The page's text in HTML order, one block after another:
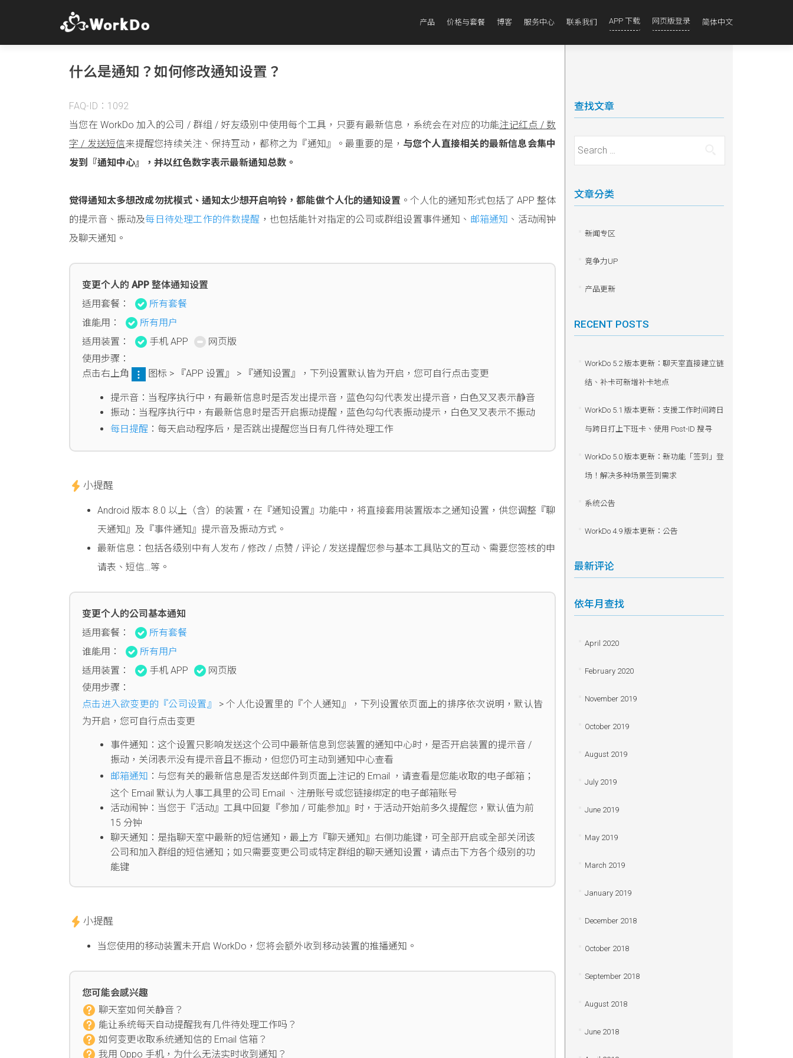
产品 价格与套餐 博客 服务中心 联系我们 APP 下载 网页版登录 简体中文
什么是通知？如何修改通知设置？
FAQ-ID：1092
当您在 WorkDo 加入的公司 / 群组 / 好友级别中使用每个工具，只要有最新信息，系统会在对应的功能注记红点 / 数
字 / 发送短信来提醒您持续关注、保持互动，都称之为『通知』。最重要的是， 与您个人直接相关的最新信息会集中
发到『通知中心』，并以红色数字表示最新通知总数。
觉得通知太多想改成勿扰模式、通知太少想开启响铃，都能做个人化的通知设置 。个人化的通知形式包括了 APP 整体
的提示音、振动及每日待处理工作的件数提醒 ，也包括能针对指定的公司或群组设置事件通知、 邮箱通知 、活动闹钟
及聊天通知。
变更个人的 APP 整体通知设置
适用套餐：
所有套餐
谁能用：
所有用户
适用装置：
手机 APP
网页版
使用步骤：
点击右上角
图标 > 『APP 设置』 > 『通知设置』，下列设置默认皆为开启，您可自行点击变更
提示音：当程序执行中，有最新信息时是否发出提示音，蓝色勾勾代表发出提示音，白色叉叉表示静音
振动：当程序执行中，有最新信息时是否开启振动提醒，蓝色勾勾代表振动提示，白色叉叉表示不振动
每日提醒 ：每天启动程序后，是否跳出提醒您当日有几件待处理工作
小提醒
Android 版本 8.0 以上（含）的装置，在『通知设置』功能中，将直接套用装置版本之通知设置，供您调整『聊
天通知』及『事件通知』提示音及振动方式。
最新信息：包括各级别中有人发布 / 修改 / 点赞 / 评论 / 发送提醒您参与基本工具贴文的互动、需要您签核的申
请表、短信…等。
变更个人的公司基本通知
适用套餐：
所有套餐
谁能用：
所有用户
适用装置：
手机 APP
网页版
使用步骤：
点击进入欲变更的『公司设置』
> 个人化设置里的『个人通知』，下列设置依页面上的排序依次说明，默认皆
为开启，您可自行点击变更
事件通知：这个设置只影响发送这个公司中最新信息到您装置的通知中心时，是否开启装置的提示音 /
振动，关闭表示没有提示音且不振动，但您仍可主动到通知中心查看
邮箱通知 ：与您有关的最新信息是否发送邮件到页面上注记的 Email ，请查看是您能收取的电子邮箱；
这个 Email 默认为人事工具里的公司 Email 、注册账号或您链接绑定的电子邮箱账号
活动闹钟：当您于『活动』工具中回复『参加 / 可能参加』时，于活动开始前多久提醒您，默认值为前
15 分钟
聊天通知：是指聊天室中最新的短信通知，最上方『聊天通知』右侧功能键，可全部开启或全部关闭该
公司和加入群组的短信通知；如只需要变更公司或特定群组的聊天通知设置，请点击下方各个级别的功
能键
小提醒
当您使用的移动装置未开启 WorkDo，您将会额外收到移动装置的推播通知。
您可能会感兴趣
聊天室如何关静音？
能让系统每天自动提醒我有几件待处理工作吗？
如何变更收取系统通知信的 Email 信箱？
我用 Oppo 手机，为什么无法实时收到通知？
查找文章
Search for:
文章分类
新闻专区
竞争力UP
产品更新
RECENT POSTS
WorkDo 5.2 版本更新：聊天室直接建立链
结、补卡可新增补卡地点
WorkDo 5.1 版本更新：支援工作时间跨日
与跨日打上下班卡、使用 Post-ID 搜寻
WorkDo 5.0 版本更新：新功能「签到」登
场！解决多种场景签到需求
系统公告
WorkDo 4.9 版本更新：公告
最新评论
依年月查找
April 2020
February 2020
November 2019
October 2019
August 2019
July 2019
June 2019
May 2019
March 2019
January 2019
December 2018
October 2018
September 2018
August 2018
June 2018